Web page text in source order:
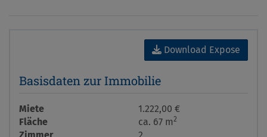
Download Expose
Basisdaten zur Immobilie
Miete
1.222,00 €
Fläche
ca. 67 m2